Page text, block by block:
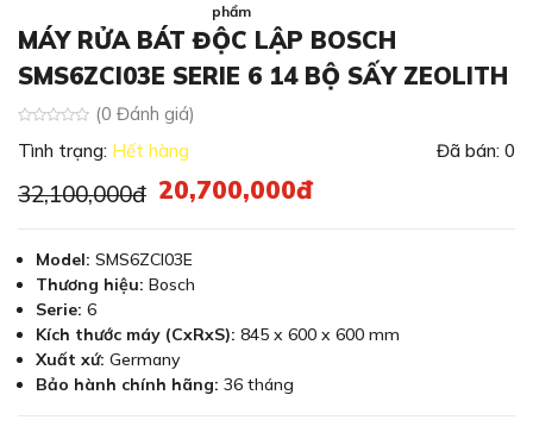
phẩm
MÁY RỬA BÁT ĐỘC LẬP BOSCH
SMS6ZCI03E SERIE 6 14 BỘ SẤY ZEOLITH
(0 Đánh giá)
Tình trạng: Hết hàng Đã bán: 0
32,100,000đ 20,700,000đ
Model: SMS6ZCI03E
Thương hiệu: Bosch
Serie: 6
Kích thước máy (CxRxS): 845 x 600 x 600 mm
Xuất xứ: Germany
Bảo hành chính hãng: 36 tháng